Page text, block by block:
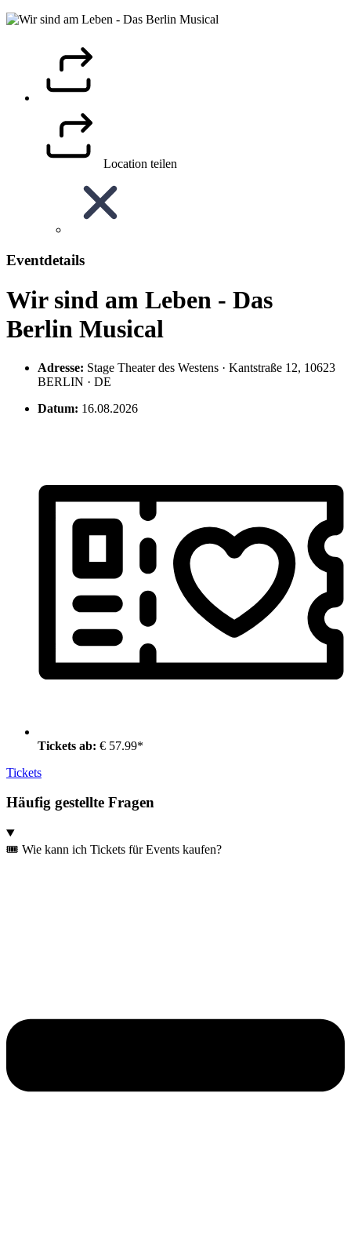
Location teilen
Eventdetails
Wir sind am Leben - Das
Berlin Musical
Adresse: Stage Theater des Westens · Kantstraße 12, 10623
BERLIN · DE
Datum: 16.08.2026
Tickets ab: € 57.99*
Tickets
Häufig gestellte Fragen
🎟️ Wie kann ich Tickets für Events kaufen?